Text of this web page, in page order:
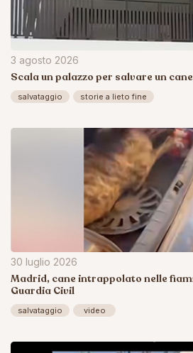
3 agosto 2026
Scala un palazzo per salvare un
salvataggio storie a lieto fine
30 luglio 2026
Madrid, cane intrappolato nelle
Guardia Civil
salvataggio video